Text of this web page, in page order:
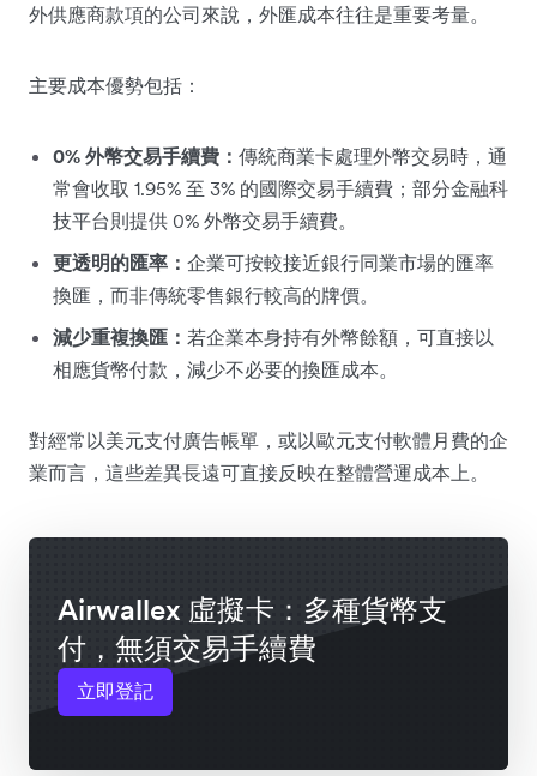
外供應商款項的公司來說，外匯成本往往是重要考量。
主要成本優勢包括：
0% 外幣交易手續費： 傳統商業卡處理外幣交易時，通
常會收取 1.95% 至 3% 的國際交易手續費；部分金融科
技平台則提供 0% 外幣交易手續費。
更透明的匯率： 企業可按較接近銀行同業市場的匯率
換匯，而非傳統零售銀行較高的牌價。
減少重複換匯： 若企業本身持有外幣餘額，可直接以
相應貨幣付款，減少不必要的換匯成本。
對經常以美元支付廣告帳單，或以歐元支付軟體月費的企
業而言，這些差異長遠可直接反映在整體營運成本上。
Airwallex 虛擬卡：多種貨幣支
付，無須交易手續費
立即登記